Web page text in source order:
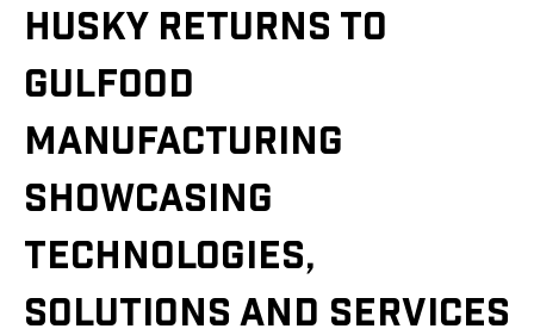
HUSKY RETURNS TO
GULFOOD
MANUFACTURING
SHOWCASING
TECHNOLOGIES,
SOLUTIONS AND SERVICES